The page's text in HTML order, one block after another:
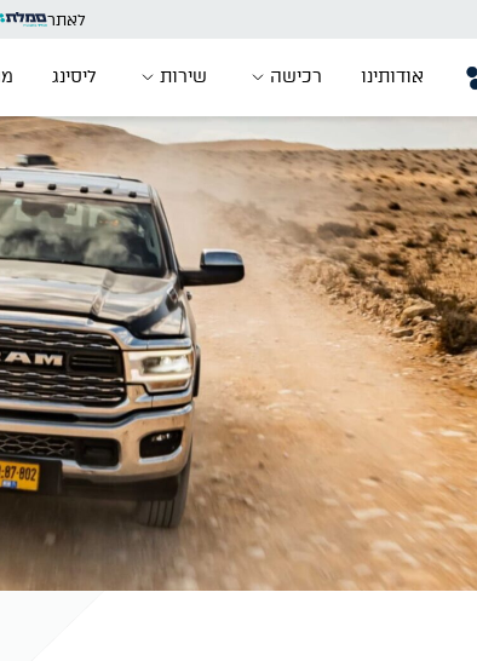
לאתר
אודותינו רכישה שירות ליסינג